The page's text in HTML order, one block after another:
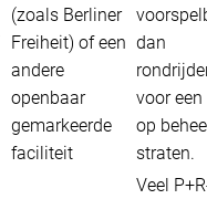
(zoals Berliner
Freiheit) of een
andere
openbaar
gemarkeerde
faciliteit
dan
voor een
op
straten.
Veel